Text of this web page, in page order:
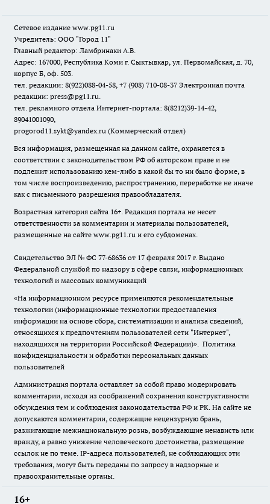
Сетевое издание www.pg11.ru
Учредитель: ООО "Город 11"
Главный редактор: Ламбринаки А.В.
Адрес: 167000, Республика Коми г. Сыктывкар, ул. Первомайская, д. 70,
корпус Б, оф. 503.
тел. редакции: 8(922)088-04-58, +7 (908) 710-08-37 Электронная почта
редакции: press@pg11.ru.
тел. рекламного отдела Интернет-портала: 8(8212)39-14-42,
89041001090,
progorod11.sykt@yandex.ru (Коммерческий отдел)
Вся информация, размещенная на данном сайте, охраняется в
соответствии с законодательством РФ об авторском праве и не
подлежит использованию кем-либо в какой бы то ни было форме, в
том числе воспроизведению, распространению, переработке не иначе
как с письменного разрешения правообладателя.
Возрастная категория сайта 16+. Редакция портала не несет
ответственности за комментарии и материалы пользователей,
размещенные на сайте www.pg11.ru и его субдоменах.
Свидетельство ЭЛ № ФС 77-68636 от 17 февраля 2017 г. Выдано
Федеральной службой по надзору в сфере связи, информационных
технологий и массовых коммуникаций
«На информационном ресурсе применяются рекомендательные
технологии (информационные технологии предоставления
информации на основе сбора, систематизации и анализа сведений,
относящихся к предпочтениям пользователей сети "Интернет",
находящихся на территории Российской Федерации)». Политика
конфиденциальности и обработки персональных данных
пользователей
Администрация портала оставляет за собой право модерировать
комментарии, исходя из соображений сохранения конструктивности
обсуждения тем и соблюдения законодательства РФ и РК. На сайте не
допускаются комментарии, содержащие нецензурную брань,
разжигающие межнациональную рознь, возбуждающие ненависть или
вражду, а равно унижение человеческого достоинства, размещение
ссылок не по теме. IP-адреса пользователей, не соблюдающих эти
требования, могут быть переданы по запросу в надзорные и
правоохранительные органы.
16+